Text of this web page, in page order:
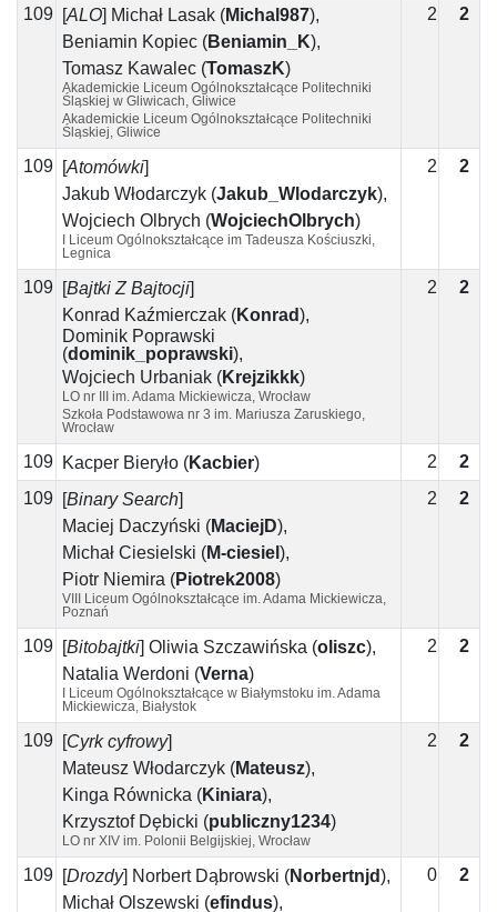
109 [ALO] Michał Lasak (Michal987),
Beniamin Kopiec (Beniamin_K),
Tomasz Kawalec (TomaszK)
Akademickie Liceum Ogólnokształcące Politechniki
Śląskiej w Gliwicach, Gliwice
Akademickie Liceum Ogólnokształcące Politechniki
Śląskiej, Gliwice
2 2
109 [Atomówki]
Jakub Włodarczyk (Jakub_Wlodarczyk),
Wojciech Olbrych (WojciechOlbrych)
I Liceum Ogólnokształcące im Tadeusza Kościuszki,
Legnica
2 2
109 [Bajtki Z Bajtocji]
Konrad Kaźmierczak (Konrad),
Dominik Poprawski
(dominik_poprawski),
Wojciech Urbaniak (Krejzikkk)
LO nr III im. Adama Mickiewicza, Wrocław
Szkoła Podstawowa nr 3 im. Mariusza Zaruskiego,
Wrocław
2 2
109 Kacper Bieryło (Kacbier) 2
2
109 [Binary Search]
Maciej Daczyński (MaciejD),
Michał Ciesielski (M-ciesiel ),
Piotr Niemira (Piotrek2008)
VIII Liceum Ogólnokształcące im. Adama Mickiewicza,
Poznań
2 2
109 [Bitobajtki] Oliwia Szczawińska (oliszc),
Natalia Werdoni (Verna)
I Liceum Ogólnokształcące w Białymstoku im. Adama
Mickiewicza, Białystok
2 2
109 [Cyrk cyfrowy]
Mateusz Włodarczyk (Mateusz),
Kinga Równicka (Kiniara),
Krzysztof Dębicki (publiczny1234)
LO nr XIV im. Polonii Belgijskiej, Wrocław
2 2
109 [Drozdy] Norbert Dąbrowski (Norbertnjd),
Michał Olszewski (efindus),
0 2